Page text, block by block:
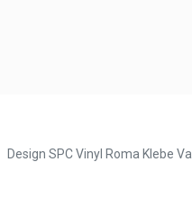
Design SPC Vinyl Roma Klebe